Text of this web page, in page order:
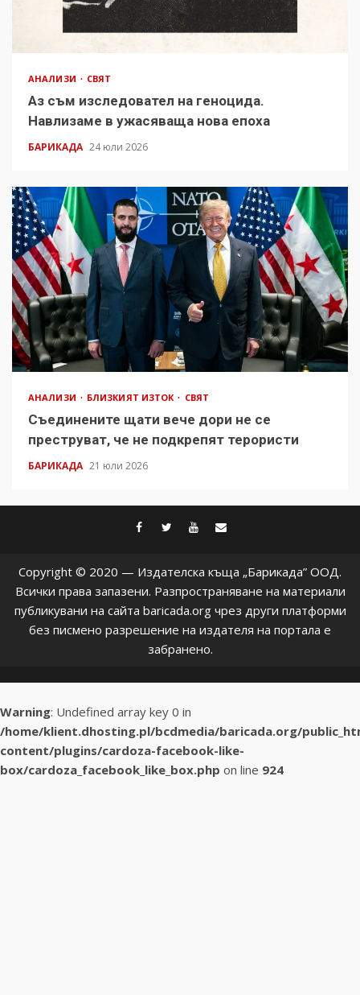
АНАЛИЗИ СВЯТ
Аз съм изследовател на геноцида.
Навлизаме в ужасяваща нова епоха
БАРИКАДА 24 юли 2026
АНАЛИЗИ БЛИЗКИЯТ ИЗТОК СВЯТ
Съединените щати вече дори не се
преструват, че не подкрепят терористи
БАРИКАДА 21 юли 2026
facebook
twitter
youtube
Copyright © 2020 — Издателска къща „Барикада” ООД.
Всички права запазени. Разпространяване на материали
публикувани на сайта baricada.org чрез други платформи
без писмено разрешение на издателя на портала е
забранено.
Warning: Undefined array key 0 in
/home/klient.dhosting.pl/bcdmedia/baricada.org/
content/plugins/cardoza-facebook-like-
box/cardoza_facebook_like_box.php on line 924